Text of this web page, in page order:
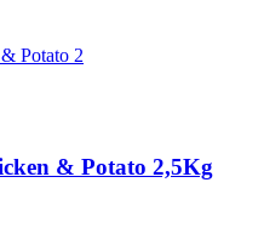
& Potato 2,5Kg